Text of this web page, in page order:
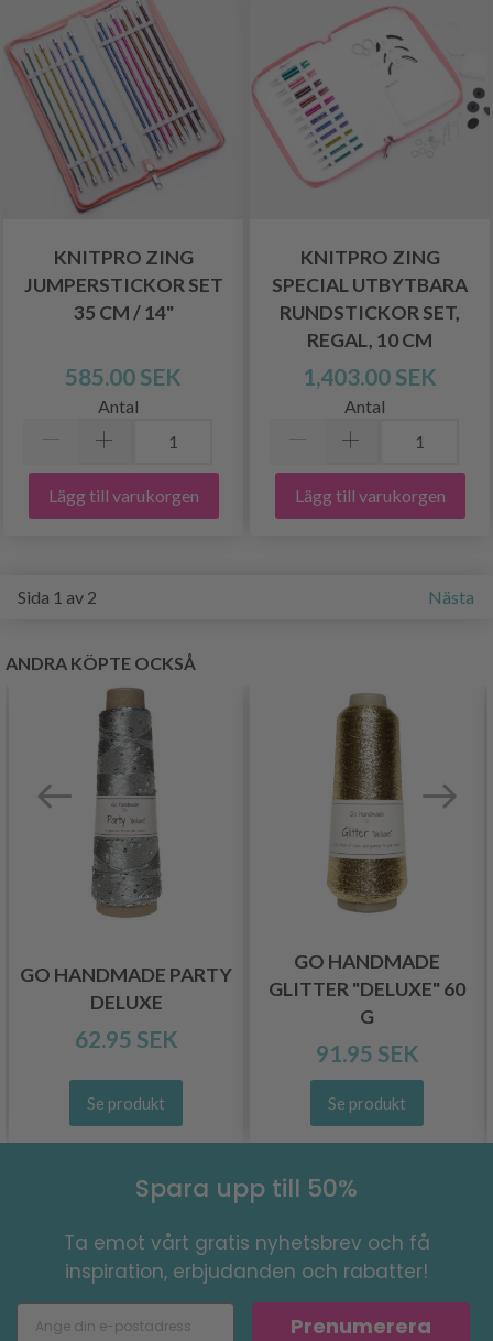
KNITPRO ZING
JUMPERSTICKOR SET
35 CM / 14"
585.00 SEK
Antal
Lägg till varukorgen
KNITPRO ZING
SPECIAL UTBYTBARA
RUNDSTICKOR SET,
REGAL, 10 CM
1,403.00 SEK
Antal
Lägg till varukorgen
Sida 1 av 2 Nästa
ANDRA KÖPTE OCKSÅ
GO HANDMADE PARTY
DELUXE
62.95 SEK
Se produkt
GO HANDMADE
GLITTER "DELUXE" 60
G
91.95 SEK
Se produkt
Spara upp till 50%
Ta emot vårt gratis nyhetsbrev och få
inspiration, erbjudanden och rabatter!
Prenumerera